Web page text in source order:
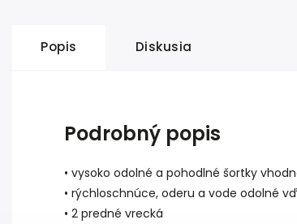
Popis Diskusia
Podrobný popis
• vysoko odolné a pohodlné šortky
• rýchloschnúce, oderu a vode odolné
• 2 predné vrecká